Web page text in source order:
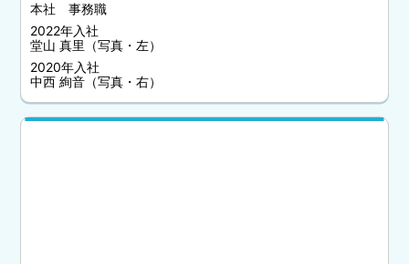
本社 事務職
2022年入社
堂山 真里（写真・左）
2020年入社
中西 絢音（写真・右）